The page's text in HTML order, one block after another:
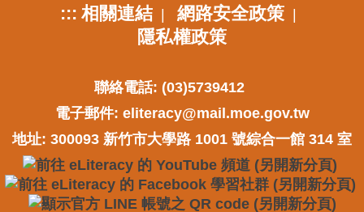
::: 相關連結| 網路安全政策|
隱私權政策
聯絡電話: (03)5739412
電子郵件: eliteracy@mail.moe.gov.tw
地址: 300093 新竹市大學路 1001 號綜合一館 314 室